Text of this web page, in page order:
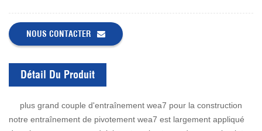
NOUS CONTACTER
Détail Du Produit
plus grand couple d'entraînement wea7 pour la construction
notre entraînement de pivotement wea7 est largement appliqué